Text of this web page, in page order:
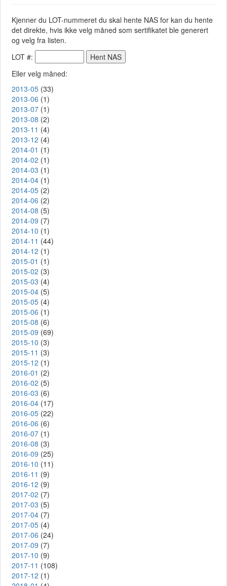
Kjenner du LOT-nummeret du skal hente NAS for kan du hente
det direkte, hvis ikke velg måned som sertifikatet ble generert
og velg fra listen.
LOT #:
Eller velg måned:
2013-05 (33)
2013-06 (1)
2013-07 (1)
2013-08 (2)
2013-11 (4)
2013-12 (4)
2014-01 (1)
2014-02 (1)
2014-03 (1)
2014-04 (1)
2014-05 (2)
2014-06 (2)
2014-08 (5)
2014-09 (7)
2014-10 (1)
2014-11 (44)
2014-12 (1)
2015-01 (1)
2015-02 (3)
2015-03 (4)
2015-04 (5)
2015-05 (4)
2015-06 (1)
2015-08 (6)
2015-09 (69)
2015-10 (3)
2015-11 (3)
2015-12 (1)
2016-01 (2)
2016-02 (5)
2016-03 (6)
2016-04 (17)
2016-05 (22)
2016-06 (6)
2016-07 (1)
2016-08 (3)
2016-09 (25)
2016-10 (11)
2016-11 (9)
2016-12 (9)
2017-02 (7)
2017-03 (5)
2017-04 (7)
2017-05 (4)
2017-06 (24)
2017-09 (7)
2017-10 (9)
2017-11 (108)
2017-12 (1)